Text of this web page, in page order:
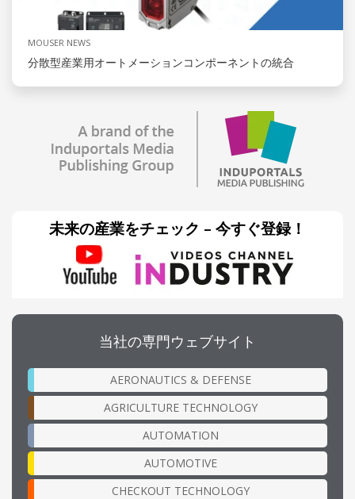
MOUSER NEWS
分散型産業用オートメーションコンポーネントの統合
未来の産業をチェック – 今すぐ登録！
当社の専門ウェブサイト
AERONAUTICS & DEFENSE
AGRICULTURE TECHNOLOGY
AUTOMATION
AUTOMOTIVE
CHECKOUT TECHNOLOGY